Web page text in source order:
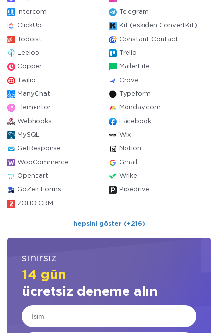
Intercom Telegram
ClickUp Kit (eskiden ConvertKit)
Todoist Constant Contact
Leeloo Trello
Copper MailerLite
Twilio Crove
ManyChat Typeform
Elementor Monday.com
Webhooks Facebook
MySQL Wix
GetResponse Notion
WooCommerce Gmail
Opencart Wrike
GoZen Forms Pipedrive
ZOHO CRM
hepsini göster (+216)
sınırsız
14 gün
ücretsiz deneme alın